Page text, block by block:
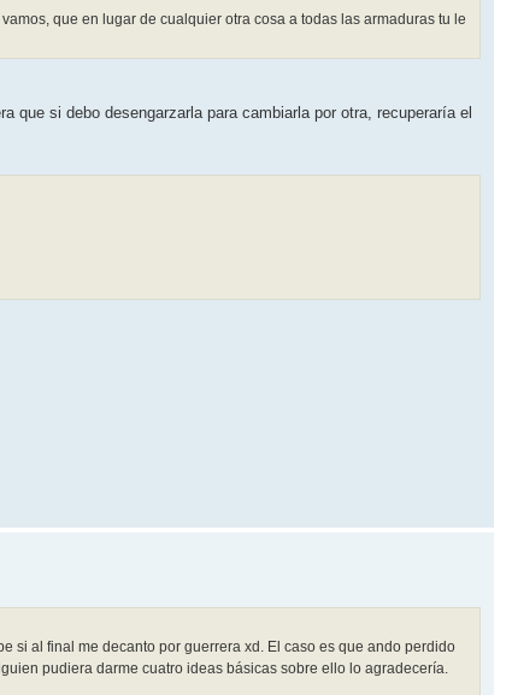
que en lugar de cualquier otra cosa a todas las armaduras tu le
que si debo desengarzarla para cambiarla por otra, recuperaría el
si al final me decanto por guerrera xd. El caso es que ando perdido
pudiera darme cuatro ideas básicas sobre ello lo agradecería.